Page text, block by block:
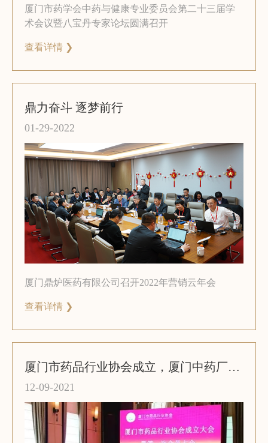
厦门市药学会中药与健康专业委员会第二十三届学
术会议暨八宝丹专家论坛圆满召开
查看详情 ❯
鼎力奋斗 逐梦前行
01-29-2022
厦门鼎炉医药有限公司召开2022年营销云年会
查看详情 ❯
厦门市药品行业协会成立，厦门中药厂有限公司总经理墙世发担任第一届会长
12-09-2021